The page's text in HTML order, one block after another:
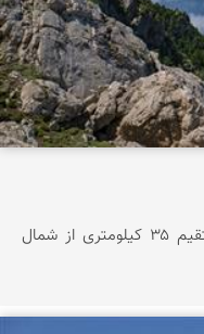
اوپرت مرز بیابان و آبان در فاصله مستقیم ۳۵ کیلومتری از شمال